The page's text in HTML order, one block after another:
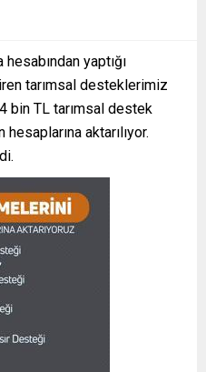
yaptığı
tarımsal desteklerimiz
bin TL tarımsal destek
aktarılıyor.